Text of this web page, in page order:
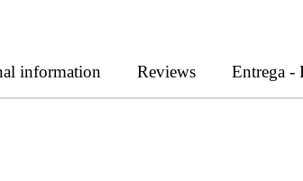
information Reviews Entrega -